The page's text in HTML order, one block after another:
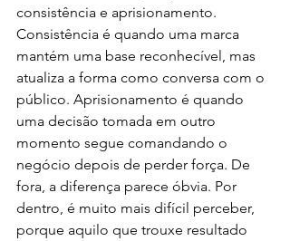
consistência e aprisionamento.
Consistência é quando uma marca
mantém uma base reconhecível, mas
atualiza a forma como conversa com o
público. Aprisionamento é quando
uma decisão tomada em outro
momento segue comandando o
negócio depois de perder força. De
fora, a diferença parece óbvia. Por
dentro, é muito mais difícil perceber,
porque aquilo que trouxe resultado